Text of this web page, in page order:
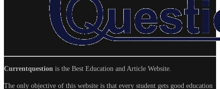
Currentquestion is the Best Education and Article Website.
The only objective of this website is that every student gets good education